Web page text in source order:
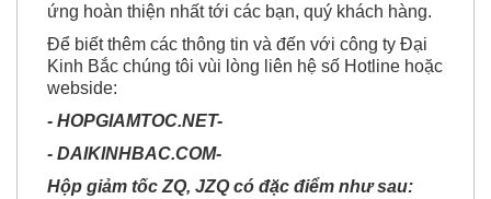
ứng hoàn thiện nhất tới các bạn, quý khách hàng.
Để biết thêm các thông tin và đến với công ty Đại
Kinh Bắc chúng tôi vùi lòng liên hệ số Hotline hoặc
webside:
- HOPGIAMTOC.NET-
- DAIKINHBAC.COM-
Hộp giảm tốc ZQ, JZQ có đặc điểm như sau: